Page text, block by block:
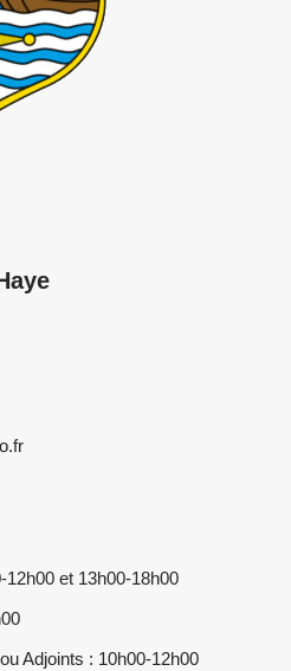
et 13h00-18h00
Adjoints : 10h00-12h00